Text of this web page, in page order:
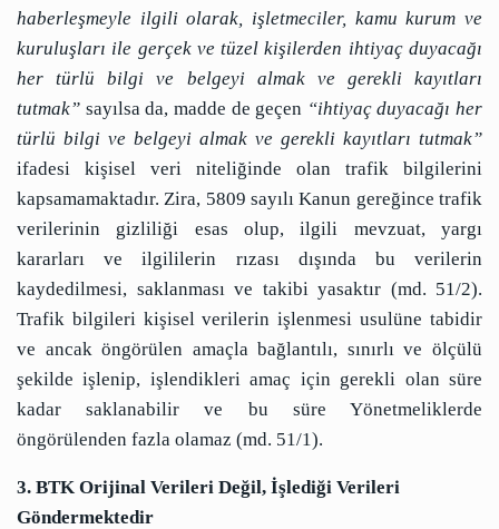
haberleşmeyle ilgili olarak, işletmeciler, kamu kurum ve
kuruluşları ile gerçek ve tüzel kişilerden ihtiyaç duyacağı
her türlü bilgi ve belgeyi almak ve gerekli kayıtları
tutmak” sayılsa da, madde de geçen “ihtiyaç duyacağı her
türlü bilgi ve belgeyi almak ve gerekli kayıtları tutmak”
ifadesi kişisel veri niteliğinde olan trafik bilgilerini
kapsamamaktadır. Zira, 5809 sayılı Kanun gereğince trafik
verilerinin gizliliği esas olup, ilgili mevzuat, yargı
kararları ve ilgililerin rızası dışında bu verilerin
kaydedilmesi, saklanması ve takibi yasaktır (md. 51/2).
Trafik bilgileri kişisel verilerin işlenmesi usulüne tabidir
ve ancak öngörülen amaçla bağlantılı, sınırlı ve ölçülü
şekilde işlenip, işlendikleri amaç için gerekli olan süre
kadar saklanabilir ve bu süre Yönetmeliklerde
öngörülenden fazla olamaz (md. 51/1).
3. BTK Orijinal Verileri Değil, İşlediği Verileri
Göndermektedir